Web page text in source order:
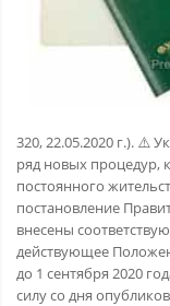
320, 22.05.2020 г.). ⚠️
ряд новых процедур,
постоянного
постановление
внесены
действующее
до 1 сентября 2020
силу со дня